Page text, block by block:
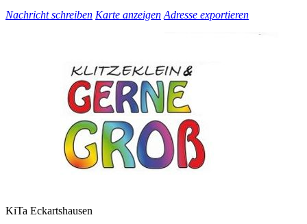
Nachricht schreiben Karte anzeigen Adresse exportieren
KiTa Eckartshausen